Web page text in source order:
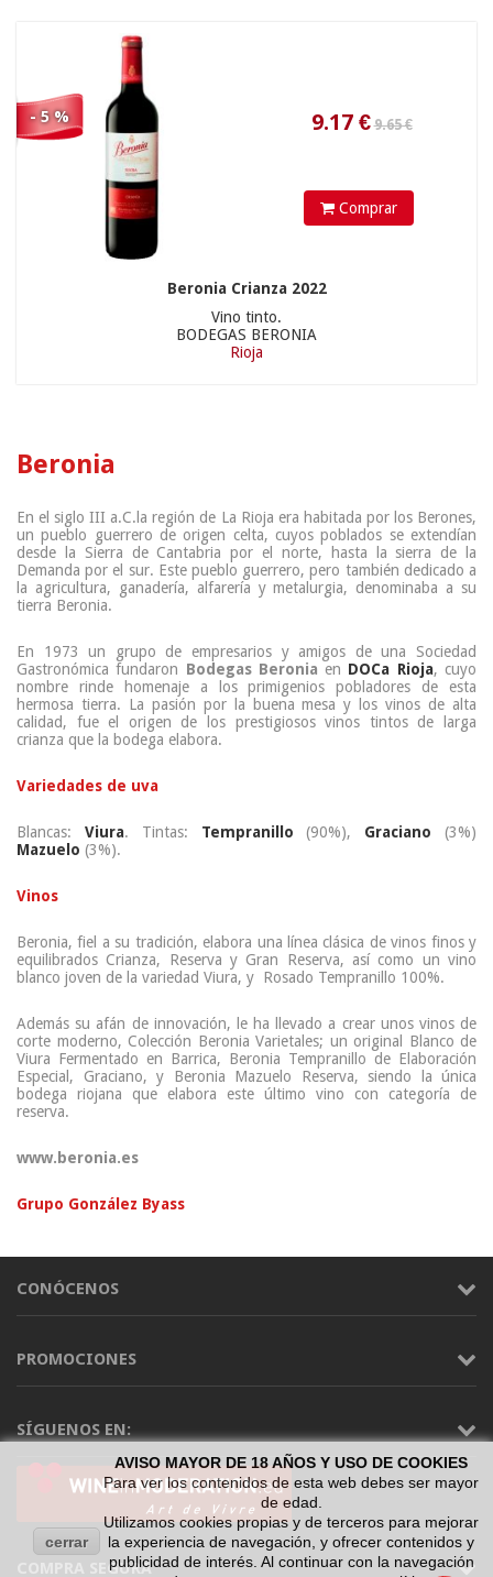
- 5 %
Comprar
Beronia Crianza 2022
Vino tinto.
BODEGAS BERONIA
Rioja
Beronia
En el siglo III a.C.la región de La Rioja era habitada por los Berones,
un pueblo guerrero de origen celta, cuyos poblados se extendían
desde la Sierra de Cantabria por el norte, hasta la sierra de la
Demanda por el sur. Este pueblo guerrero, pero también dedicado a
la agricultura, ganadería, alfarería y metalurgia, denominaba a su
tierra Beronia.
En 1973 un grupo de empresarios y amigos de una Sociedad
Gastronómica fundaron Bodegas Beronia en DOCa Rioja, cuyo
nombre rinde homenaje a los primigenios pobladores de esta
hermosa tierra. La pasión por la buena mesa y los vinos de alta
calidad, fue el origen de los prestigiosos vinos tintos de larga
crianza que la bodega elabora.
Variedades de uva
Blancas: Viura. Tintas: Tempranillo (90%), Graciano
(3%)
Mazuelo (3%).
Vinos
Beronia, fiel a su tradición, elabora una línea clásica de vinos finos y
equilibrados Crianza, Reserva y Gran Reserva, así como un vino
blanco joven de la variedad Viura, y Rosado Tempranillo 100%.
Además su afán de innovación, le ha llevado a crear unos vinos de
corte moderno, Colección Beronia Varietales; un original Blanco de
Viura Fermentado en Barrica, Beronia Tempranillo de Elaboración
Especial, Graciano, y Beronia Mazuelo Reserva, siendo la única
bodega riojana que elabora este último vino con categoría de
reserva.
www.beronia.es
Grupo González Byass
CONÓCENOS
PROMOCIONES
SÍGUENOS EN:
COMPRA SEGURA
cerrar
AVISO MAYOR DE 18 AÑOS Y USO DE COOKIES
Para ver los contenidos de esta web debes ser mayor
de edad.
Utilizamos cookies propias y de terceros para mejorar
la experiencia de navegación, y ofrecer contenidos y
publicidad de interés. Al continuar con la navegación